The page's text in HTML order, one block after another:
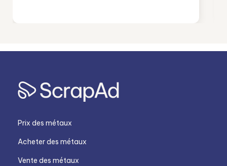
Prix des métaux
Acheter des métaux
Vente des métaux